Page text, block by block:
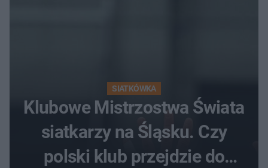
SIATKÓWKA
Klubowe Mistrzostwa Świata
siatkarzy na Śląsku. Czy
polski klub przejdzie do